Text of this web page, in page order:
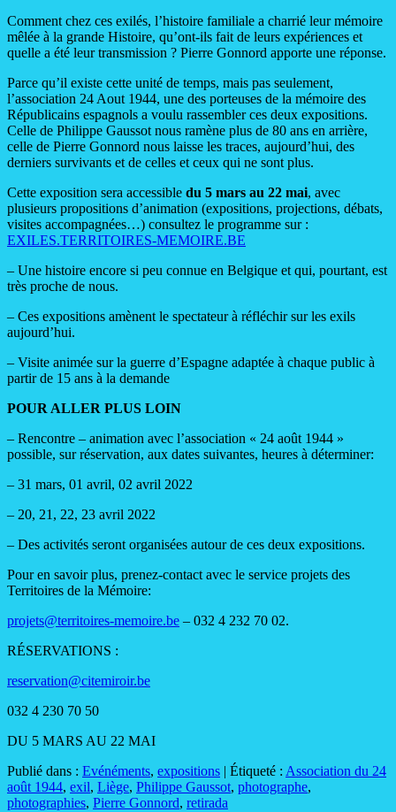
Comment chez ces exilés, l’histoire familiale a charrié leur mémoire
mêlée à la grande Histoire, qu’ont-ils fait de leurs expériences et
quelle a été leur transmission ? Pierre Gonnord apporte une réponse.
Parce qu’il existe cette unité de temps, mais pas seulement,
l’association 24 Aout 1944, une des porteuses de la mémoire des
Républicains espagnols a voulu rassembler ces deux expositions.
Celle de Philippe Gaussot nous ramène plus de 80 ans en arrière,
celle de Pierre Gonnord nous laisse les traces, aujourd’hui, des
derniers survivants et de celles et ceux qui ne sont plus.
Cette exposition sera accessible du 5 mars au 22 mai, avec
plusieurs propositions d’animation (expositions, projections, débats,
visites accompagnées…) consultez le programme sur :
EXILES.TERRITOIRES-MEMOIRE.BE
– Une histoire encore si peu connue en Belgique et qui, pourtant, est
très proche de nous.
– Ces expositions amènent le spectateur à réfléchir sur les exils
aujourd’hui.
– Visite animée sur la guerre d’Espagne adaptée à chaque public à
partir de 15 ans à la demande
POUR ALLER PLUS LOIN
– Rencontre – animation avec l’association « 24 août 1944 »
possible, sur réservation, aux dates suivantes, heures à déterminer:
– 31 mars, 01 avril, 02 avril 2022
– 20, 21, 22, 23 avril 2022
– Des activités seront organisées autour de ces deux expositions.
Pour en savoir plus, prenez-contact avec le service projets des
Territoires de la Mémoire:
projets@territoires-memoire.be – 032 4 232 70 02.
RÉSERVATIONS :
reservation@citemiroir.be
032 4 230 70 50
DU 5 MARS AU 22 MAI
Publié dans : Evénéments, expositions | Étiqueté : Association du 24
août 1944, exil, Liège, Philippe Gaussot, photographe,
photographies, Pierre Gonnord, retirada